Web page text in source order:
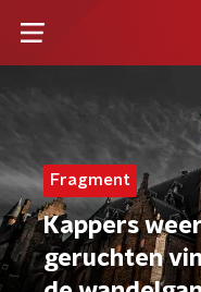
Fragment
Kappers
geruchten